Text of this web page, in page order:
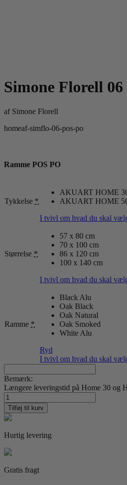
Simone Florell 06
af Simone Florell
homeaf-simflo-06-pos-po
Ramme POS PO
Tykkelse *
AKUART HOME
AKUART HOME
I tvivl om hvad du skal
Størrelse *
57 x 80 cm
70 x 100 cm
86 x 120 cm
100 x 140 cm
I tvivl om hvad du skal
Ramme *
Black Alu
Oak Black
Oak Natural
Oak Smoked
White Alu
Ryd
I tvivl om hvad du skal
Bemærk:
Længere leveringstid på Home 30 og
Simone
Florell
06
antal
Tilføj til kurv
Hurtig levering
Gratis fragt